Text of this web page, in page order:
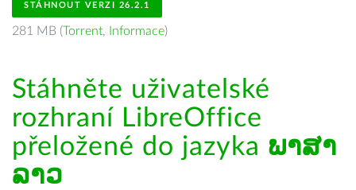
STÁHNOUT VERZI 26.2.1
281 MB (Torrent, Informace)
Stáhněte uživatelské
rozhraní LibreOffice
přeložené do jazyka ພາສາ
ລາວ